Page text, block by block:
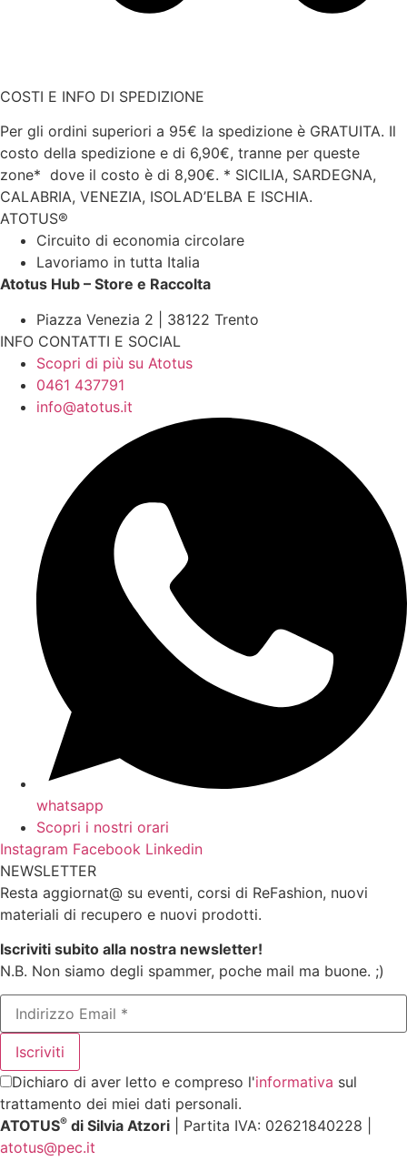
COSTI E INFO DI SPEDIZIONE
Per gli ordini superiori a 95€ la spedizione è GRATUITA. Il
costo della spedizione e di 6,90€, tranne per queste
zone* dove il costo è di 8,90€. * SICILIA, SARDEGNA,
CALABRIA, VENEZIA, ISOLAD’ELBA E ISCHIA.
ATOTUS®
Circuito di economia circolare
Lavoriamo in tutta Italia
Atotus Hub – Store e Raccolta
Piazza Venezia 2 | 38122 Trento
INFO CONTATTI E SOCIAL
Scopri di più su Atotus
0461 437791
info@atotus.it
whatsapp
Scopri i nostri orari
Instagram Facebook Linkedin
NEWSLETTER
Resta aggiornat@ su eventi, corsi di ReFashion, nuovi
materiali di recupero e nuovi prodotti.
Iscriviti subito alla nostra newsletter!
N.B. Non siamo degli spammer, poche mail ma buone. ;)
Dichiaro di aver letto e compreso l'informativa sul
trattamento dei miei dati personali.
ATOTUS® di Silvia Atzori | Partita IVA: 02621840228 |
atotus@pec.it